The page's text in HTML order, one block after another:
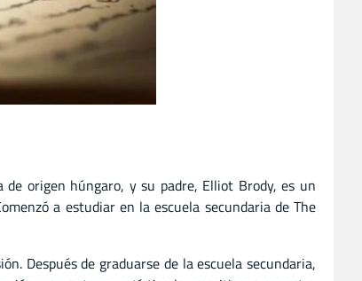
origen húngaro, y su padre, Elliot Brody, es un
a estudiar en la escuela secundaria de The
Después de graduarse de la escuela secundaria,